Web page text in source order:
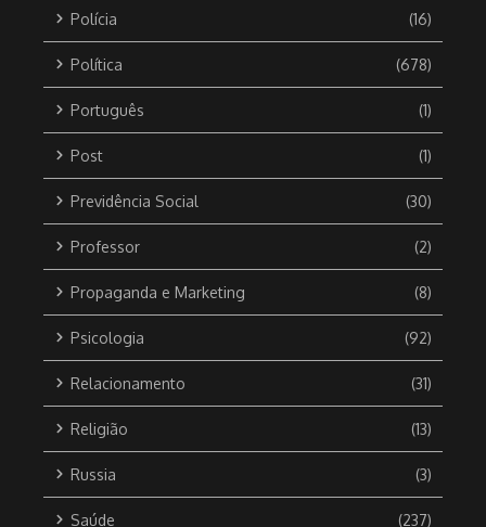
Polícia (16)
Política (678)
Português (1)
Post (1)
Previdência Social (30)
Professor (2)
Propaganda e Marketing (8)
Psicologia (92)
Relacionamento (31)
Religião (13)
Russia (3)
Saúde (237)